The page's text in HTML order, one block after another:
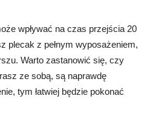
wpływać na czas przejścia 20
plecak z pełnym wyposażeniem,
Warto zastanowić się, czy
ze sobą, są naprawdę
tym łatwiej będzie pokonać